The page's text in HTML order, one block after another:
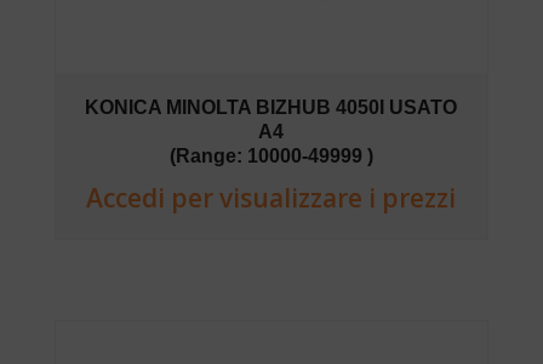
KONICA MINOLTA BIZHUB 4050I USATO
A4
(Range: 10000-49999 )
Accedi per visualizzare i prezzi